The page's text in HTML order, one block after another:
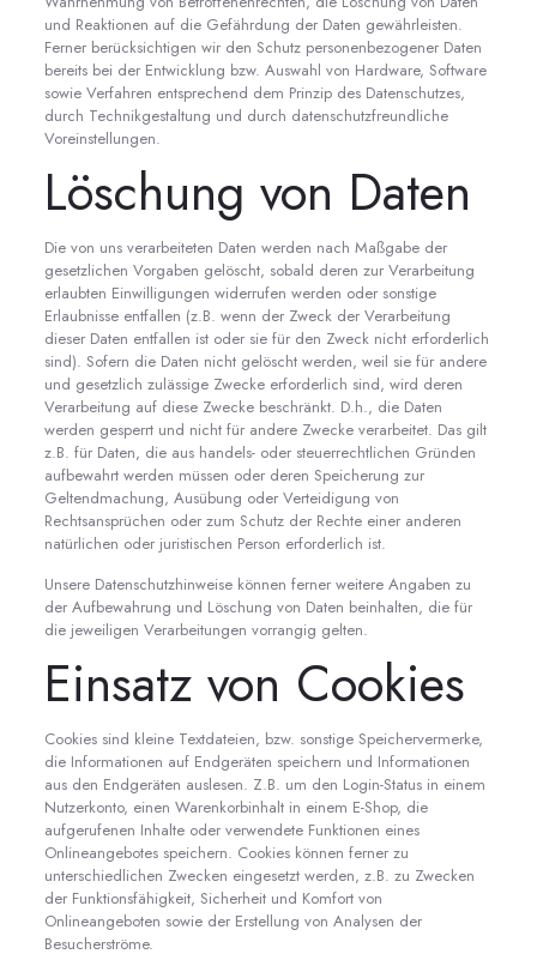
und Reaktionen auf die Gefährdung der Daten gewährleisten.
Ferner berücksichtigen wir den Schutz personenbezogener Daten
bereits bei der Entwicklung bzw. Auswahl von Hardware, Software
sowie Verfahren entsprechend dem Prinzip des Datenschutzes,
durch Technikgestaltung und durch datenschutzfreundliche
Voreinstellungen.
Löschung von Daten
Die von uns verarbeiteten Daten werden nach Maßgabe der
gesetzlichen Vorgaben gelöscht, sobald deren zur Verarbeitung
erlaubten Einwilligungen widerrufen werden oder sonstige
Erlaubnisse entfallen (z.B. wenn der Zweck der Verarbeitung
dieser Daten entfallen ist oder sie für den Zweck nicht erforderlich
sind). Sofern die Daten nicht gelöscht werden, weil sie für andere
und gesetzlich zulässige Zwecke erforderlich sind, wird deren
Verarbeitung auf diese Zwecke beschränkt. D.h., die Daten
werden gesperrt und nicht für andere Zwecke verarbeitet. Das gilt
z.B. für Daten, die aus handels- oder steuerrechtlichen Gründen
aufbewahrt werden müssen oder deren Speicherung zur
Geltendmachung, Ausübung oder Verteidigung von
Rechtsansprüchen oder zum Schutz der Rechte einer anderen
natürlichen oder juristischen Person erforderlich ist.
Unsere Datenschutzhinweise können ferner weitere Angaben zu
der Aufbewahrung und Löschung von Daten beinhalten, die für
die jeweiligen Verarbeitungen vorrangig gelten.
Einsatz von Cookies
Cookies sind kleine Textdateien, bzw. sonstige Speichervermerke,
die Informationen auf Endgeräten speichern und Informationen
aus den Endgeräten auslesen. Z.B. um den Login-Status in einem
Nutzerkonto, einen Warenkorbinhalt in einem E-Shop, die
aufgerufenen Inhalte oder verwendete Funktionen eines
Onlineangebotes speichern. Cookies können ferner zu
unterschiedlichen Zwecken eingesetzt werden, z.B. zu Zwecken
der Funktionsfähigkeit, Sicherheit und Komfort von
Onlineangeboten sowie der Erstellung von Analysen der
Besucherströme.